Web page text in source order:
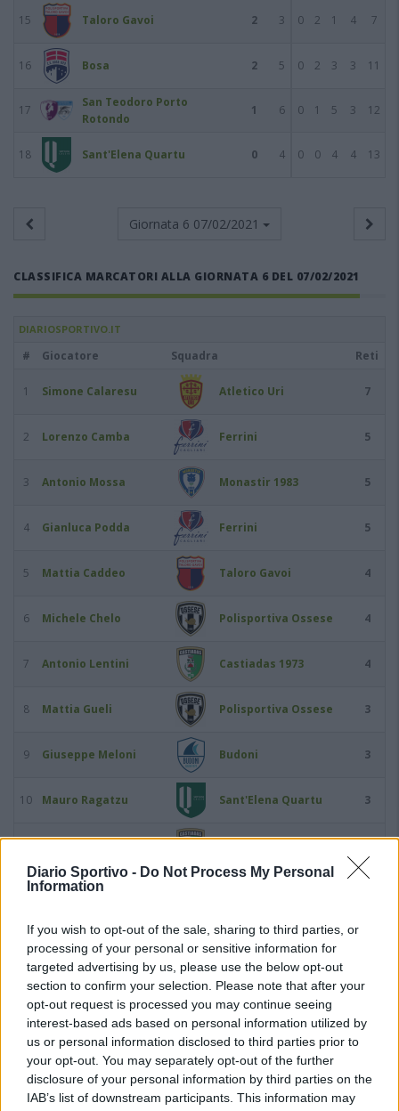
Diario Sportivo - Do Not Process My Personal
Information
If you wish to opt-out of the sale, sharing to third parties, or
processing of your personal or sensitive information for
targeted advertising by us, please use the below opt-out
section to confirm your selection. Please note that after your
opt-out request is processed you may continue seeing
interest-based ads based on personal information utilized by
us or personal information disclosed to third parties prior to
your opt-out. You may separately opt-out of the further
disclosure of your personal information by third parties on the
IAB’s list of downstream participants. This information may
15 Taloro Gavoi 2 3 0 2 1 4 7
16 Bosa 2 5 0 2 3 3 11
17
San Teodoro Porto
Rotondo
1 6 0 1 5 3 12
18 Sant'Elena Quartu 0 4 0 0 4 4 13
Giornata 6 07/02/2021
CLASSIFICA MARCATORI ALLA GIORNATA 6 DEL 07/02/2021
DIARIOSPORTIVO.IT
# Giocatore Squadra Reti
1 Simone Calaresu Atletico Uri 7
2 Lorenzo Camba Ferrini 5
3 Antonio Mossa Monastir 1983 5
4 Gianluca Podda Ferrini 5
5 Mattia Caddeo Taloro Gavoi 4
6 Michele Chelo Polisportiva Ossese 4
7 Antonio Lentini Castiadas 1973 4
8 Mattia Gueli Polisportiva Ossese 3
9 Giuseppe Meloni Budoni 3
10 Mauro Ragatzu Sant'Elena Quartu 3
12 Ricardo Stechina
13 Michele Suella Guspini
14 Matteo Vinci Ferrini 3
15 Edoardo Bonicelli Idolo 2
16 Luca Caboni Guspini